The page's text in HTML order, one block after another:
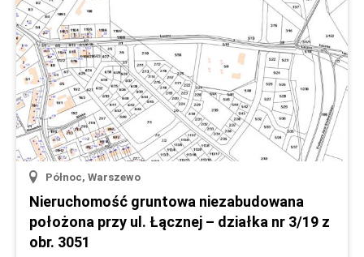
Północ, Warszewo
Nieruchomość gruntowa niezabudowana
położona przy ul. Łącznej – działka nr 3/19 z
obr. 3051